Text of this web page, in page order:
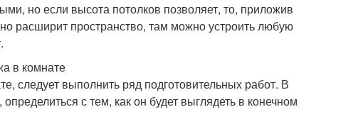
но если высота потолков позволяет, то, приложив
расширит пространство, там можно устроить любую
в комнате
следует выполнить ряд подготовительных работ. В
с тем, как он будет выглядеть в конечном